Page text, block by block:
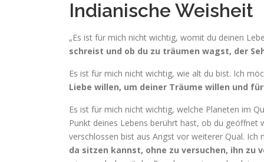
Indianische Weisheit
„Es ist für mich nicht wichtig, womit du deinen
schreist und ob du zu träumen wagst, der
Es ist für mich nicht wichtig, wie alt du bist. Ich
Liebe willen, um deiner Träume willen und
Es ist für mich nicht wichtig, welche Planeten im
Punkt deines Lebens berührt hast, ob du
verschlossen bist aus Angst vor weiterer Qual.
da sitzen kannst, ohne zu versuchen, ihn zu